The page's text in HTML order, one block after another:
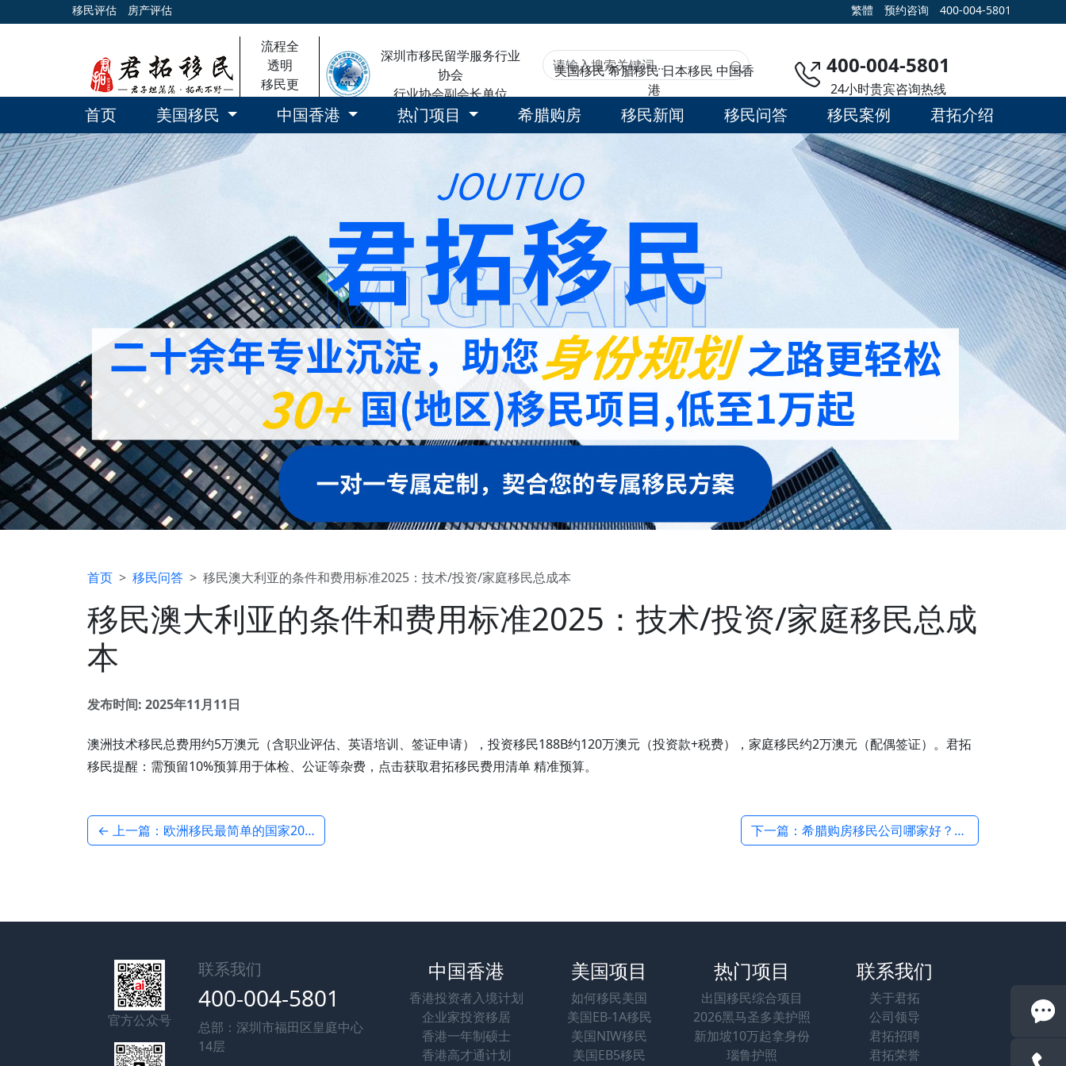
移民评估 房产评估 繁體 预约咨询 400-004-5801
流程全
透明
移民更
放心
深圳市移民留学服务行业
协会
行业协会副会长单位
美国移民希腊移民日本移民 中国香
港
400-004-5801
24小时贵宾咨询热线
首页 美国移民 中国香港 热门项目 希腊购房 移民新闻 移民问答 移民案例 君拓介绍
首页 移民问答 移民澳大利亚的条件和费用标准2025：技术/投资/家庭移民总成本
移民澳大利亚的条件和费用标准2025：技术/投资/家庭移民总成
本
发布时间: 2025年11月11日
澳洲技术移民总费用约5万澳元（含职业评估、英语培训、签证申请），投资移民188B约120万澳元（投资款+税费），家庭移民约2万澳元（配偶签证）。君拓
移民提醒：需预留10%预算用于体检、公证等杂费，点击获取君拓移民费用清单 精准预算。
← 上一篇：欧洲移民最简单的国家2025：希腊VS马耳他政策与收益对比 下一篇：希腊购房移民公司哪家好？君拓移民服务优势与客户评价 →
官方公众号
联系我们
400-004-5801
总部：深圳市福田区皇庭中心
14层
中国香港
香港投资者入境计划
企业家投资移居
香港一年制硕士
香港高才通计划
美国项目
如何移民美国
美国EB-1A移民
美国NIW移民
美国EB5移民
热门项目
出国移民综合项目
2026黑马圣多美护照
新加坡10万起拿身份
瑙鲁护照
联系我们
关于君拓
公司领导
君拓招聘
君拓荣誉